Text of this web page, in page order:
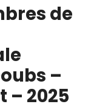
de
–
– 2025